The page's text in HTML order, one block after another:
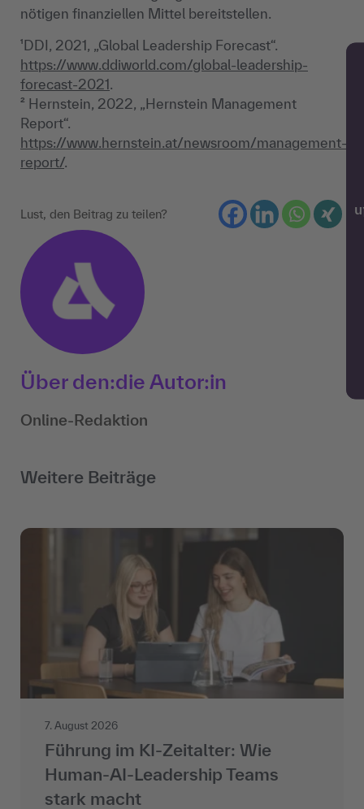
nötigen finanziellen Mittel bereitstellen.
¹DDI, 2021, „Global Leadership Forecast“.
https://www.ddiworld.com/global-leadership-
forecast-2021.
² Hernstein, 2022, „Hernstein Management
Report“.
https://www.hernstein.at/newsroom/management-
report/.
Lust, den Beitrag zu teilen?
Über den:die Autor:in
Online-Redaktion
Weitere Beiträge
7. August 2026
Führung im KI-Zeitalter: Wie
Human-AI-Leadership Teams
stark macht